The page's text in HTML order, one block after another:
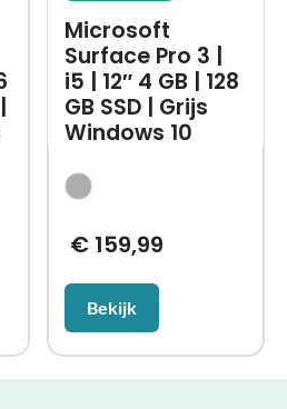
Microsoft
Surface Pro 3 |
i5 | 12″ 4 GB | 128
GB SSD | Grijs
Windows 10
€ 159,99
Bekijk